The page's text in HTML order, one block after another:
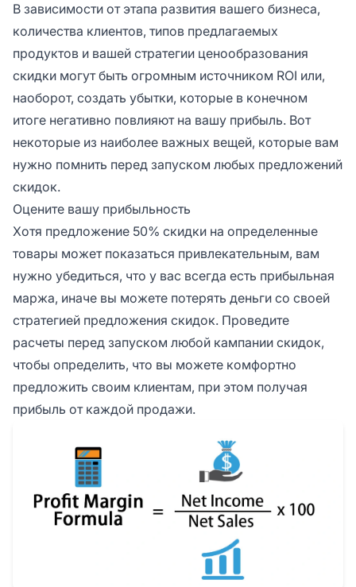
В зависимости от этапа развития вашего бизнеса,
количества клиентов, типов предлагаемых
продуктов и вашей стратегии ценообразования
скидки могут быть огромным источником ROI или,
наоборот, создать убытки, которые в конечном
итоге негативно повлияют на вашу прибыль. Вот
некоторые из наиболее важных вещей, которые вам
нужно помнить перед запуском любых предложений
скидок.
Оцените вашу прибыльность
Хотя предложение 50% скидки на определенные
товары может показаться привлекательным, вам
нужно убедиться, что у вас всегда есть прибыльная
маржа, иначе вы можете потерять деньги со своей
стратегией предложения скидок. Проведите
расчеты перед запуском любой кампании скидок,
чтобы определить, что вы можете комфортно
предложить своим клиентам, при этом получая
прибыль от каждой продажи.